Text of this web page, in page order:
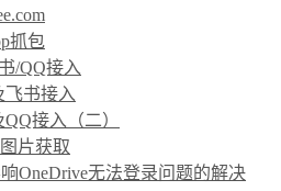
抓包
/QQ接入
飞书接入
接入（二）
片获取
OneDrive无法登录问题的解决